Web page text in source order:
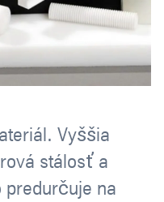
Vyššia
stálosť a
na